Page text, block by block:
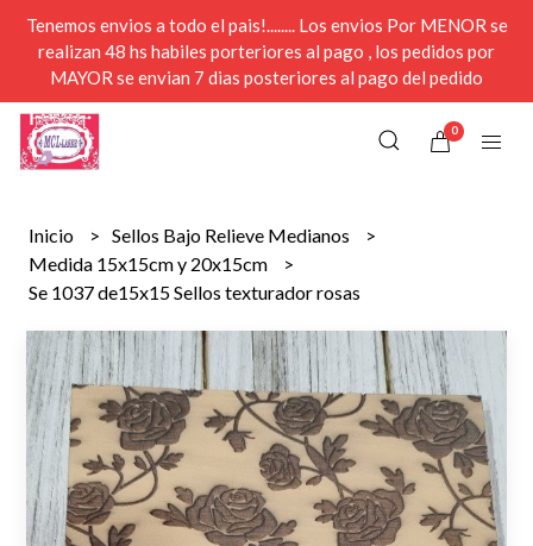
Tenemos envios a todo el pais!........ Los envios Por MENOR se
realizan 48 hs habiles porteriores al pago , los pedidos por
MAYOR se envian 7 dias posteriores al pago del pedido
0
Inicio
Sellos Bajo Relieve Medianos
Medida 15x15cm y 20x15cm
Se 1037 de15x15 Sellos texturador rosas